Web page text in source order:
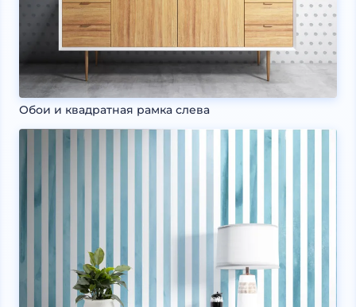
Обои и квадратная рамка слева